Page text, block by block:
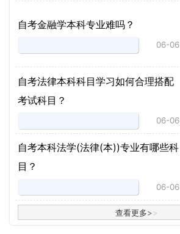
自考金融学本科专业难吗？
06-06
自考法律本科科目学习如何合理搭配
考试科目？
06-06
​自考本科法学(法律(本))专业有哪些科
目？
06-06
查看更多>>